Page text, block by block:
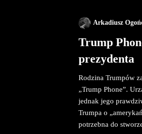
Arkadiusz
Trump
prezydenta
Rodzina Trumpów
„Trump Phone”.
jednak jego
Trumpa o
potrzebna do